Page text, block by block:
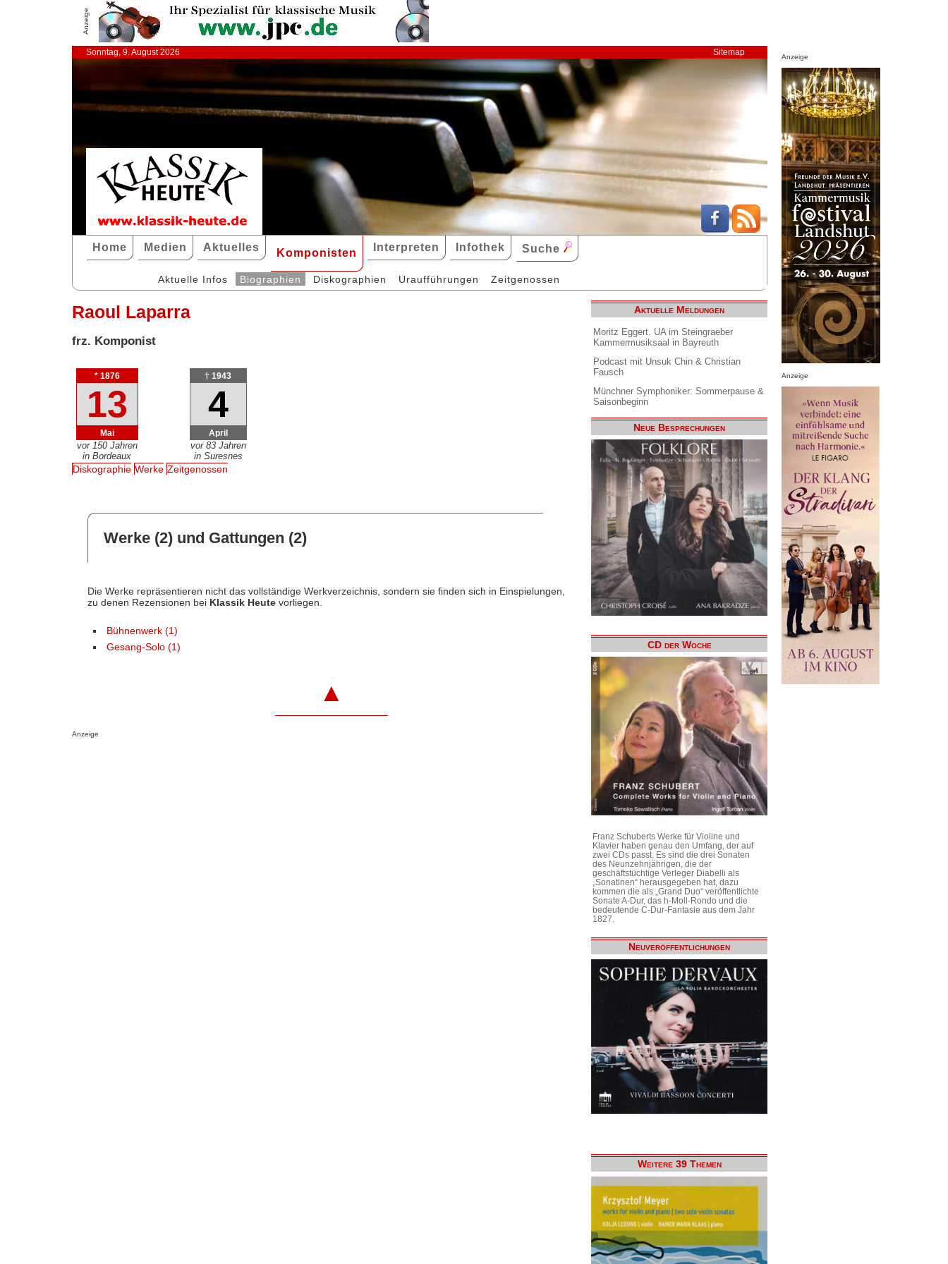
Anzeige
Sonntag, 9. August 2026 Sitemap
Home Medien Aktuelles Komponisten Interpreten Infothek Suche
Aktuelle Infos Biographien Diskographien Uraufführungen Zeitgenossen
Raoul Laparra
frz. Komponist
* 1876
13
Mai
vor 150 Jahren
in Bordeaux
† 1943
4
April
vor 83 Jahren
in Suresnes
Diskographie Werke Zeitgenossen
Werke (2) und Gattungen (2)
Die Werke repräsentieren nicht das vollständige Werkverzeichnis, sondern sie finden sich in Einspielungen,
zu denen Rezensionen bei Klassik Heutevorliegen.
Bühnenwerk (1)
Gesang-Solo (1)
▲
Anzeige
Aktuelle Meldungen
Moritz Eggert. UA im Steingraeber
Kammermusiksaal in Bayreuth
Podcast mit Unsuk Chin & Christian
Fausch
Münchner Symphoniker: Sommerpause &
Saisonbeginn
Neue Besprechungen
CD der Woche
Franz Schuberts Werke für Violine und
Klavier haben genau den Umfang, der auf
zwei CDs passt. Es sind die drei Sonaten
des Neunzehnjährigen, die der
geschäftstüchtige Verleger Diabelli als
„Sonatinen“ herausgegeben hat, dazu
kommen die als „Grand Duo“ veröffentlichte
Sonate A-Dur, das h-Moll-Rondo und die
bedeutende C-Dur-Fantasie aus dem Jahr
1827.
Neuveröffentlichungen
Weitere 39 Themen
Anzeige
Anzeige